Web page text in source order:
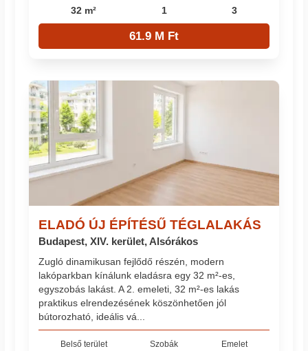
32 m² 1 3
61.9 M Ft
ELADÓ ÚJ ÉPÍTÉSŰ TÉGLALAKÁS
Budapest, XIV. kerület, Alsórákos
Zugló dinamikusan fejlődő részén, modern
lakóparkban kínálunk eladásra egy 32 m²-es,
egyszobás lakást. A 2. emeleti, 32 m²-es lakás
praktikus elrendezésének köszönhetően jól
bútorozható, ideális vá...
Belső terület Szobák Emelet